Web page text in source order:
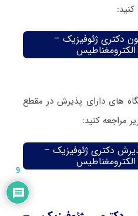
دکتری ژئوفیزیک –
الکترومغناطیس
های دارای پذیرش در مقطع
مراجعه کنید:
دکتری ژئوفیزیک –
الکترومغناطیس
9